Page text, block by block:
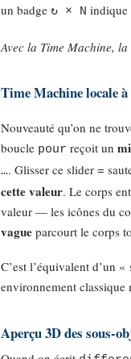
un badge↻ × N indique
Avec la Time Machine,
Time Machinelocale
Nouveauté qu’on ne
boucle pour reçoit un
…. Glisser ce slider =
cette valeur. Le corps
valeur — les icônes du
vague parcourt le corps
C’est l’équivalent d’un
environnement classique
Aperçu 3D des sous-